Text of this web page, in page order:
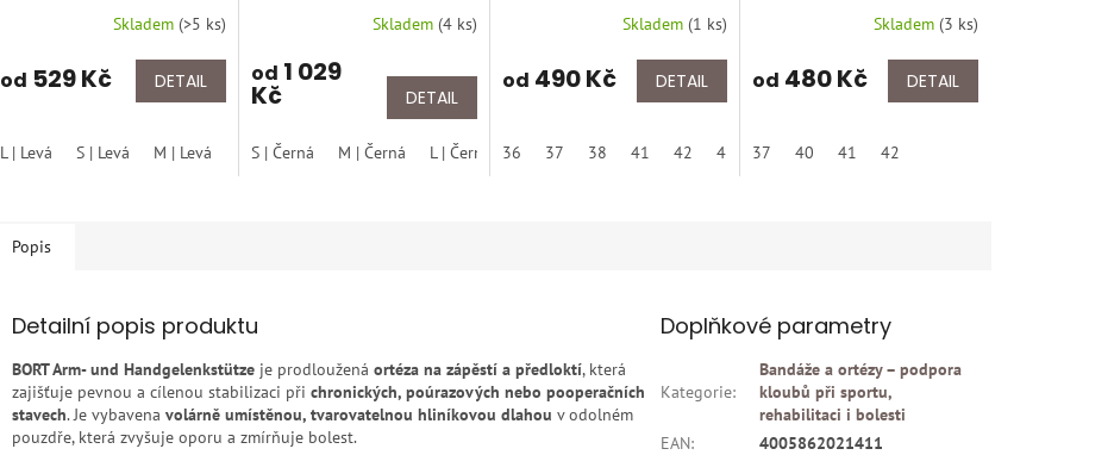
produktu
5
Skladem (>5 ks)
od 529 Kč DETAIL
L | Levá S | Levá M | Levá XL | Levá S | Pravá M | Pravá L | Pravá XL | Pravá XS | Levá
Skladem (4 ks)
od 1 029
Kč DETAIL
S | Černá M | Černá L | Černá XL | Černá S | Bílá M | Bílá L | Bílá XL | Bílá
Skladem(1 ks)
od 490 Kč DETAIL
36 37 38 41 42 43 44 45 46
SIESTA WOMENSkladem (3 ks)
od 480 Kč DETAIL
37 40 41 42
Popis
Detailní popis produktu
BORT Arm- und Handgelenkstütze je prodloužená ortéza na zápěstí a předloktí, která
zajišťuje pevnou a cílenou stabilizaci při chronických, poúrazových nebo pooperačních
stavech. Je vybavena volárně umístěnou, tvarovatelnou hliníkovou dlahou v odolném
pouzdře, která zvyšuje oporu a zmírňuje bolest.
Doplňkové parametry
Kategorie:
Bandáže a ortézy – podpora
kloubů při sportu,
rehabilitaci i bolesti
EAN: 4005862021411